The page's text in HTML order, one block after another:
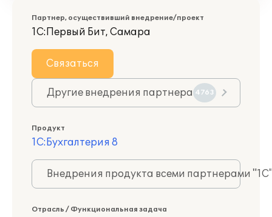
Партнер, осуществивший внедрение/проект
1С:Первый Бит, Самара
Связаться
Другие внедрения партнера 4763
Продукт
1С:Бухгалтерия 8
Внедрения продукта всеми партнерами
Отрасль / Функциональная задача